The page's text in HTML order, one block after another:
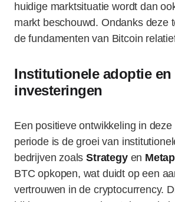
huidige marktsituatie wordt dan
markt beschouwd. Ondanks deze
de fundamenten van Bitcoin
Institutionele adoptie en
investeringen
Een positieve ontwikkeling in
periode is de groei van
bedrijven zoalsStrategyen
BTC opkopen, wat duidt op een
vertrouwen in de cryptocurrency.